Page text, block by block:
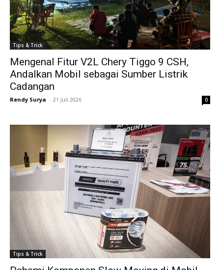
Tips & Trick
Mengenal Fitur V2L Chery Tiggo 9 CSH,
Andalkan Mobil sebagai Sumber Listrik
Cadangan
Rendy Surya - 21 Juli 2026 0
Tips & Trick